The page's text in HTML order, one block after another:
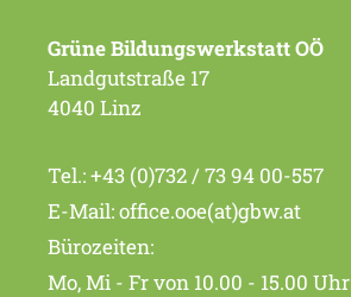
Grüne Bildungswerkstatt OÖ
Landgutstraße 17
4040 Linz
Tel.:+43 (0)732 / 73 94 00-557
E-Mail:office.ooe(at)gbw.at
Bürozeiten:
Mo, Mi - Fr von 10.00 - 15.00 Uhr